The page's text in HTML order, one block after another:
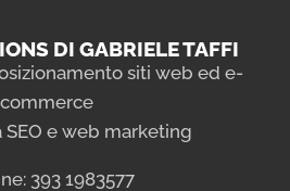
DI GABRIELE TAFFI
siti web ed e-
commerce
SEO e web marketing
393 1983577